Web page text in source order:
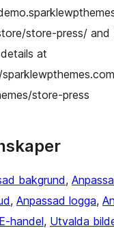
store-press/ and
at
store-press
bakgrund,
, Anpassad logga,
E-handel, Utvalda